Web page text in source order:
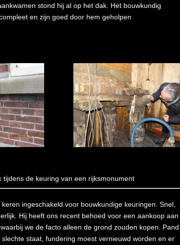
stond hij al op het dak. Het bouwkundig
en zijn goed door hem geholpen
tijdens de keuring van een rijksmonument
ingeschakeld voor bouwkundige keuringen. Snel,
Hij heeft ons recent behoed voor een aankoop aan
we de facto alleen de grond zouden kopen. Pand
staat, fundering moest vernieuwd worden en er